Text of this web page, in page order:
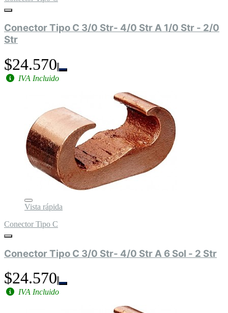
Conector Tipo C 3/0 Str- 4/0 Str A 1/0 Str - 2/0
Str
$24.570
IVA Incluido
Vista rápida
Conector Tipo C
Conector Tipo C 3/0 Str- 4/0 Str A 6 Sol - 2 Str
$24.570
IVA Incluido